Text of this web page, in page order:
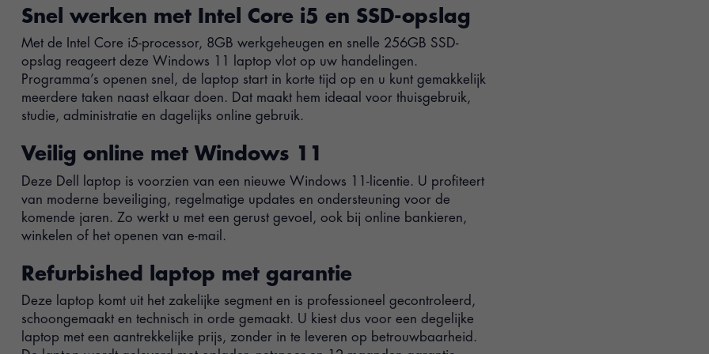
Snel werken met Intel Core i5 en SSD-opslag
Met de Intel Core i5-processor, 8GB werkgeheugen en snelle 256GB SSD-
opslag reageert deze Windows 11 laptop vlot op uw handelingen.
Programma’s openen snel, de laptop start in korte tijd op en u kunt gemakkelijk
meerdere taken naast elkaar doen. Dat maakt hem ideaal voor thuisgebruik,
studie, administratie en dagelijks online gebruik.
Veilig online met Windows 11
Deze Dell laptop is voorzien van een nieuwe Windows 11-licentie. U profiteert
van moderne beveiliging, regelmatige updates en ondersteuning voor de
komende jaren. Zo werkt u met een gerust gevoel, ook bij online bankieren,
winkelen of het openen van e-mail.
Refurbished laptop met garantie
Deze laptop komt uit het zakelijke segment en is professioneel gecontroleerd,
schoongemaakt en technisch in orde gemaakt. U kiest dus voor een degelijke
laptop met een aantrekkelijke prijs, zonder in te leveren op betrouwbaarheid.